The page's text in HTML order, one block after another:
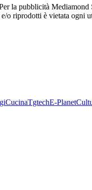
la pubblicità
o riprodotti è vietata ogni
CucinaTgtechE-Planet